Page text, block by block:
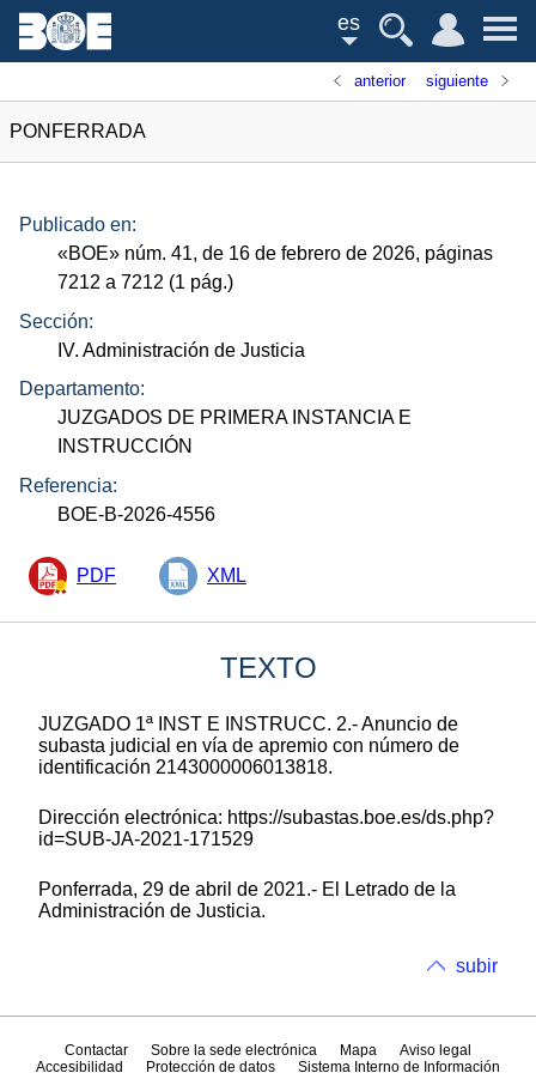
es
anterior siguiente
PONFERRADA
Publicado en:
«BOE» núm. 41, de 16 de febrero de 2026, páginas
7212 a 7212 (1 pág.)
Sección:
IV. Administración de Justicia
Departamento:
JUZGADOS DE PRIMERA INSTANCIA E
INSTRUCCIÓN
Referencia:
BOE-B-2026-4556
PDF XML
TEXTO
JUZGADO 1ª INST E INSTRUCC. 2.- Anuncio de
subasta judicial en vía de apremio con número de
identificación 2143000006013818.
Dirección electrónica: https://subastas.boe.es/ds.php?
id=SUB-JA-2021-171529
Ponferrada, 29 de abril de 2021.- El Letrado de la
Administración de Justicia.
subir
Contactar Sobre la sede electrónica Mapa
Aviso legal
Accesibilidad
Protección de datos Sistema Interno de Información